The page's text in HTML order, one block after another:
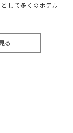
して多くのホテル
る